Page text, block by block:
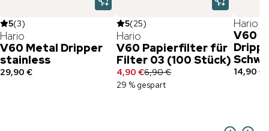
5(3)
Hario
V60 Metal Dripper
stainless
29,90 €
5(25)
Hario
V60 Papierfilter für
Filter 03 (100 Stück)
4,90 €6,90 €
29 % gespart
Hario
V60
14,90 €